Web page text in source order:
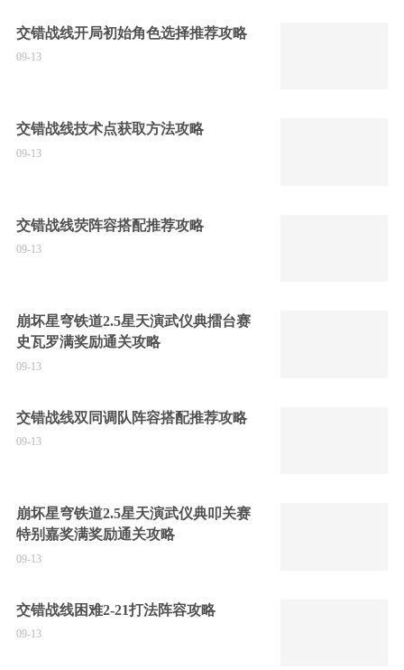
交错战线开局初始角色选择推荐攻略
09-13
交错战线技术点获取方法攻略
09-13
交错战线荧阵容搭配推荐攻略
09-13
崩坏星穹铁道2.5星天演武仪典擂台赛
史瓦罗满奖励通关攻略
09-13
交错战线双同调队阵容搭配推荐攻略
09-13
崩坏星穹铁道2.5星天演武仪典叩关赛
特别嘉奖满奖励通关攻略
09-13
交错战线困难2-21打法阵容攻略
09-13